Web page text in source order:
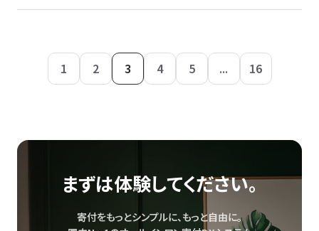
1 2 3 4 5 ... 16
まずは体験してください。
寄付をもっとシンプルに、もっと自由に。